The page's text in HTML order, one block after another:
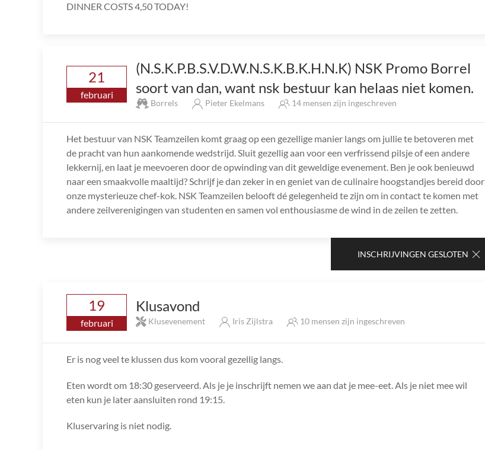
DINNER COSTS 4,50 TODAY!
21
februari
(N.S.K.P.B.S.V.D.W.N.S.K.B.K.H.N.K) NSK Promo Borrel
soort van dan, want nsk bestuur kan helaas niet komen.
Borrels Pieter Ekelmans 14 mensen zijn ingeschreven
Het bestuur van NSK Teamzeilen komt graag op een gezellige manier langs om jullie te betoveren met
de pracht van hun aankomende wedstrijd. Sluit gezellig aan voor een verfrissend pilsje of een andere
lekkernij, en laat je meevoeren door de opwinding van dit geweldige evenement. Ben je ook benieuwd
naar een smaakvolle maaltijd? Schrijf je dan zeker in en geniet van de culinaire hoogstandjes bereid door
onze mysterieuze chef-kok. NSK Teamzeilen belooft dé gelegenheid te zijn om in contact te komen met
andere zeilverenigingen van studenten en samen vol enthousiasme de wind in de zeilen te zetten.
INSCHRIJVINGEN GESLOTEN
19
februari
Klusavond
Klusevenement Iris Zijlstra 10 mensen zijn ingeschreven
Er is nog veel te klussen dus kom vooral gezellig langs.
Eten wordt om 18:30 geserveerd. Als je je inschrijft nemen we aan dat je mee-eet. Als je niet mee wil
eten kun je later aansluiten rond 19:15.
Kluservaring is niet nodig.